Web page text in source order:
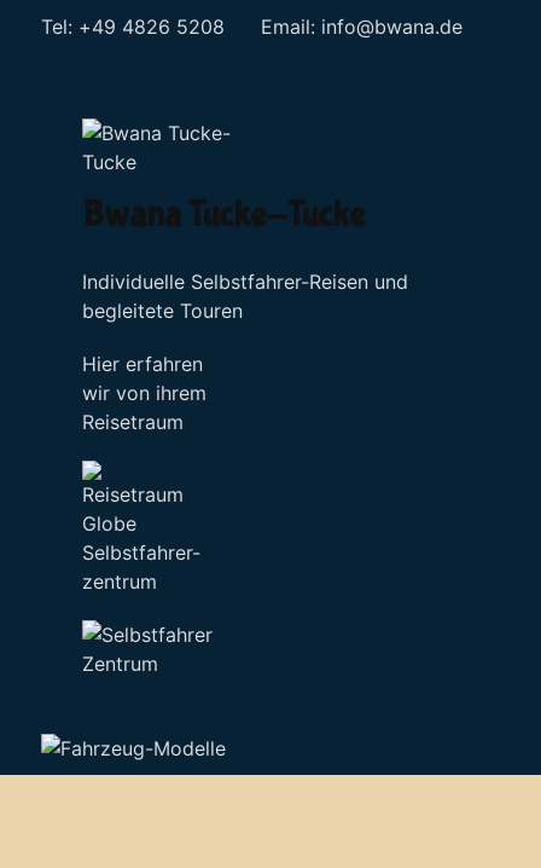
Tel: +49 4826 5208 Email: info@bwana.de
Bwana Tucke-Tucke
Individuelle Selbstfahrer-Reisen und
begleitete Touren
Hier erfahren
wir von ihrem
Reisetraum
Selbstfahrer-
zentrum